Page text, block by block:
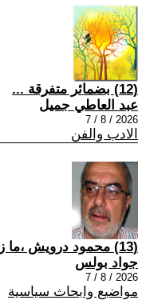
(12) بضمائر متفرقة ...
عبد العاطي جميل
2026 / 8 / 7
الادب والفن
(13) محمود درويش ،ما زلت واقفًا على الريح بيننا
جواد بولس
2026 / 8 / 7
مواضيع وابحاث سياسية